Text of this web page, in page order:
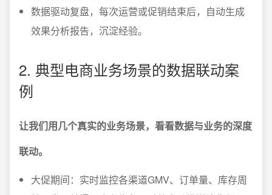
数据驱动复盘，每次运营或促销结束后，自动生成
效果分析报告，沉淀经验。
2. 典型电商业务场景的数据联动案
例
让我们用几个真实的业务场景，看看数据与业务的深度
联动。
大促期间：实时监控各渠道GMV、订单量、库存周